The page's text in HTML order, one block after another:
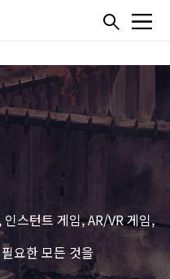
가기
가기
스턴트 게임, AR/VR 게임,
요한 모든 것을